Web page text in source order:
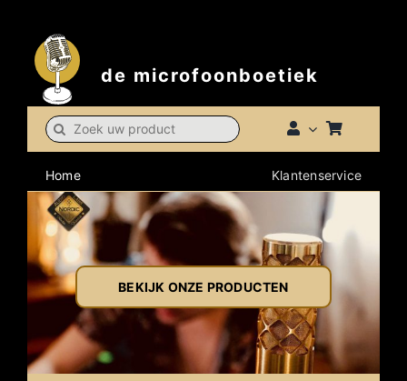
content
de microfoonboetiek
Search
for:
Home Klantenservice
BEKIJK ONZE PRODUCTEN